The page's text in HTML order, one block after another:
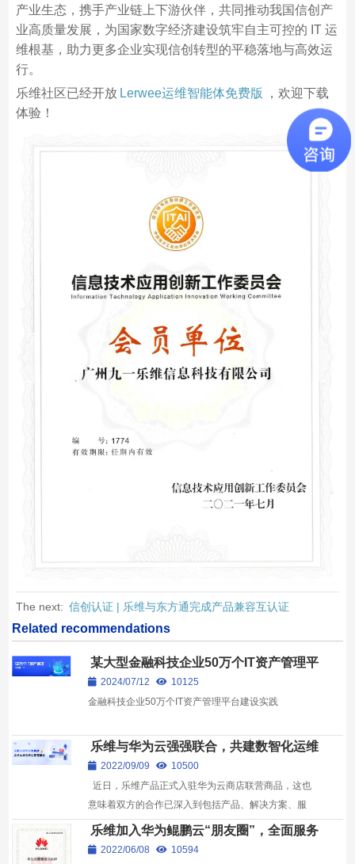
产业生态，携手产业链上下游伙伴，共同推动我国信创产
业高质量发展，为国家数字经济建设筑牢自主可控的 IT 运
维根基，助力更多企业实现信创转型的平稳落地与高效运
行。
乐维社区已经开放 Lerwee运维智能体免费版
，欢迎下载
体验！
The next: 信创认证 | 乐维与东方通完成产品兼容互认证
Related recommendations
某大型金融科技企业50万个IT资产管理平
台建设实践（进阶篇·下）
2024/07/12
10125
金融科技企业50万个IT资产管理平台建设实践
乐维与华为云强强联合，共建数智化运维
新生态
2022/09/09
10500
近日，乐维产品正式入驻华为云商店联营商品，这也
意味着双方的合作已深入到包括产品、解决方案、服
务、生态等全方位领域。
乐维加入华为鲲鹏云“朋友圈”，全面服务
ARM架构及派生产品
2022/06/08 10594